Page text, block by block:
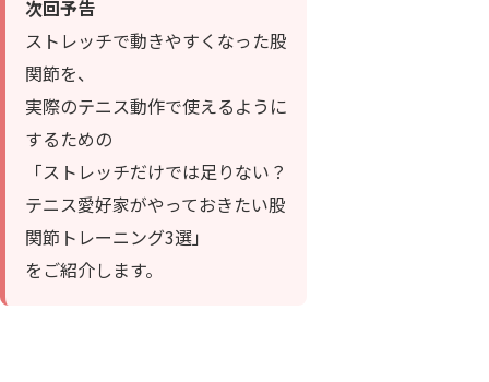
次回予告
ストレッチで動きやすくなった股
関節を、
実際のテニス動作で使えるように
するための
「ストレッチだけでは足りない？
テニス愛好家がやっておきたい股
関節トレーニング3選」
をご紹介します。